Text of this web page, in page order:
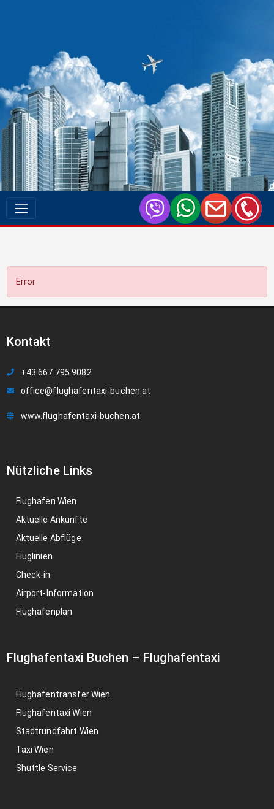
Error
Kontakt
+43 667 795 9082
office@flughafentaxi-buchen.at
www.flughafentaxi-buchen.at
Nützliche Links
Flughafen Wien
Aktuelle Ankünfte
Aktuelle Abflüge
Fluglinien
Check-in
Airport-Information
Flughafenplan
Flughafentaxi Buchen – Flughafentaxi
Flughafentransfer Wien
Flughafentaxi Wien
Stadtrundfahrt Wien
Taxi Wien
Shuttle Service